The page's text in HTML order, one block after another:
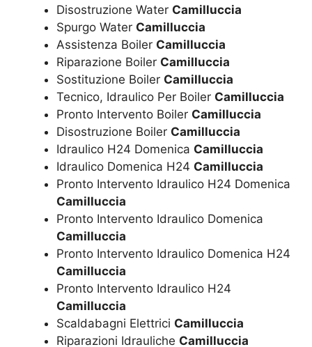
Disostruzione Water Camilluccia
Spurgo Water Camilluccia
Assistenza Boiler Camilluccia
Riparazione Boiler Camilluccia
Sostituzione Boiler Camilluccia
Tecnico, Idraulico Per Boiler Camilluccia
Pronto Intervento Boiler Camilluccia
Disostruzione Boiler Camilluccia
Idraulico H24 Domenica Camilluccia
Idraulico Domenica H24 Camilluccia
Pronto Intervento Idraulico H24 Domenica
Camilluccia
Pronto Intervento Idraulico Domenica
Camilluccia
Pronto Intervento Idraulico Domenica H24
Camilluccia
Pronto Intervento Idraulico H24
Camilluccia
Scaldabagni Elettrici Camilluccia
Riparazioni Idrauliche Camilluccia